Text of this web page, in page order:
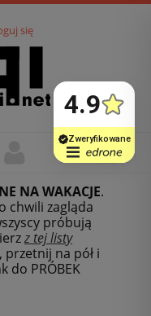
się
NA WAKACJE.
chwili zagląda
próbują
z tej listy
na pół i
do PRÓBEK